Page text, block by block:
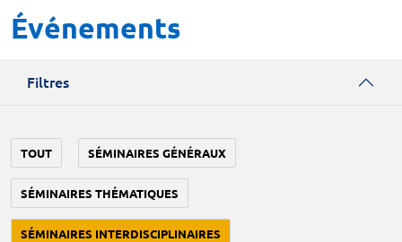
Événements
Filtres
TOUT SÉMINAIRES GÉNÉRAUX
SÉMINAIRES THÉMATIQUES
SÉMINAIRES INTERDISCIPLINAIRES